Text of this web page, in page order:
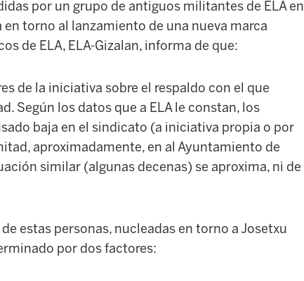
por un grupo de antiguos militantes de ELA en
torno al lanzamiento de una nueva marca
de ELA, ELA-Gizalan, informa de que:
de la iniciativa sobre el respaldo con el que
Según los datos que a ELA le constan, los
baja en el sindicato (a iniciativa propia o por
aproximadamente, en al Ayuntamiento de
similar (algunas decenas) se aproxima, ni de
estas personas, nucleadas en torno a Josetxu
por dos factores: